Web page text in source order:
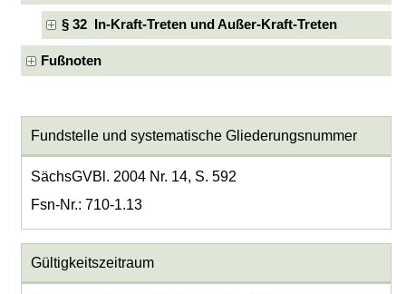
§ 32 In-Kraft-Treten und Außer-Kraft-Treten
Fußnoten
Fundstelle und systematische Gliederungsnummer
SächsGVBl. 2004 Nr. 14, S. 592
Fsn-Nr.: 710-1.13
Gültigkeitszeitraum